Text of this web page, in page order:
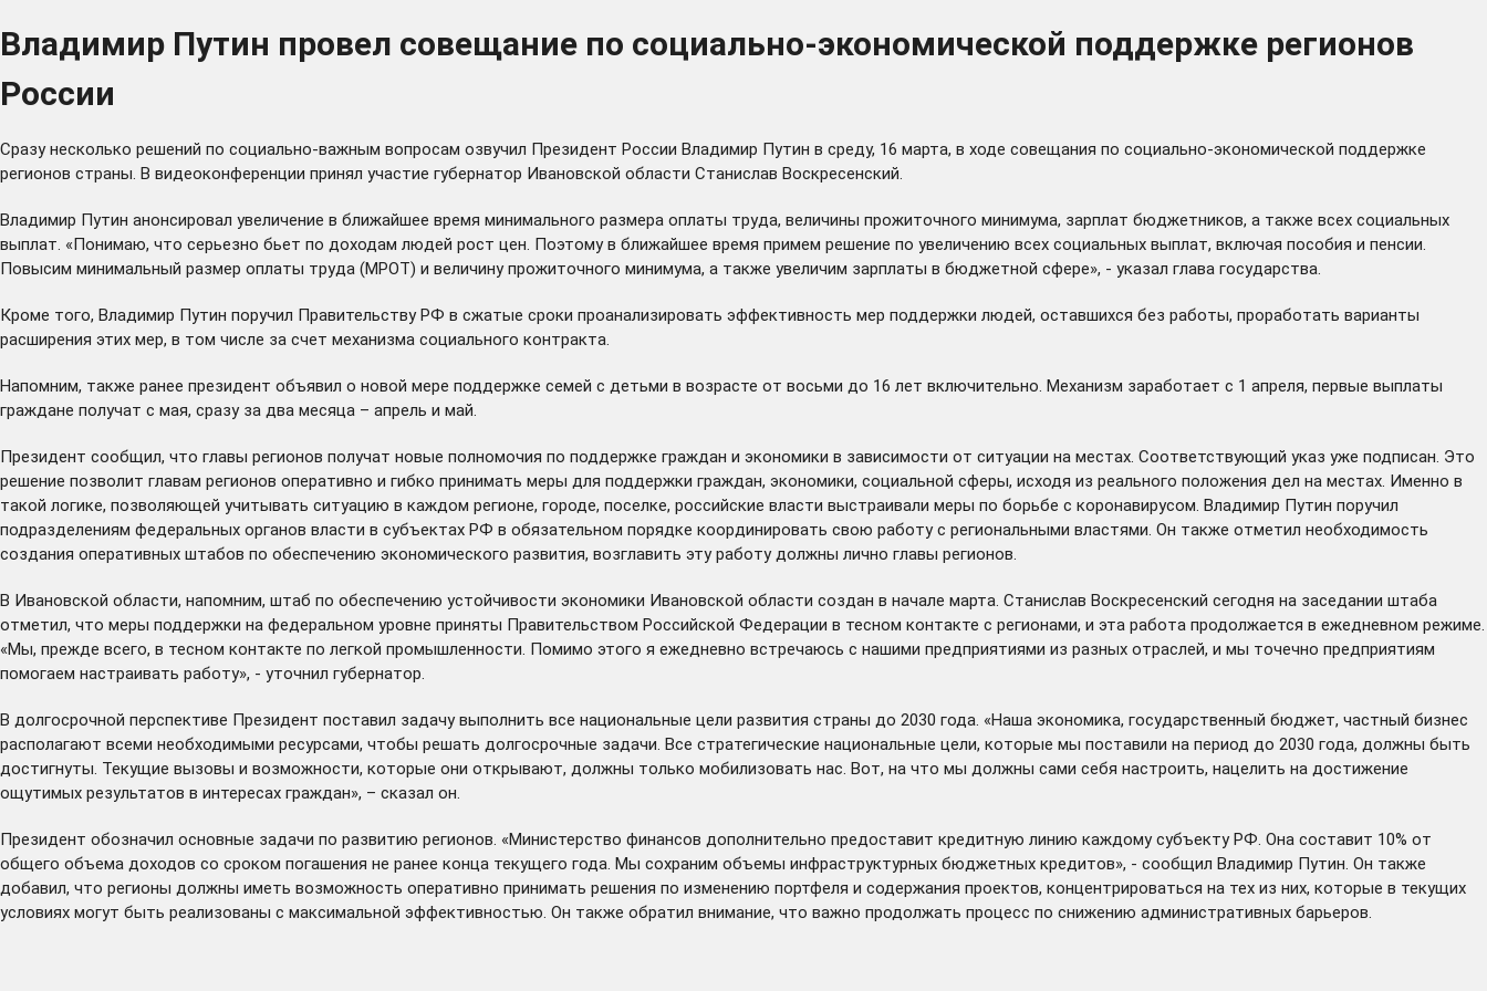
Владимир Путин провел совещание по социально-экономической поддержке регионов
России
Сразу несколько решений по социально-важным вопросам озвучил Президент России Владимир Путин в среду, 16 марта, в ходе совещания по социально-экономической поддержке
регионов страны. В видеоконференции принял участие губернатор Ивановской области Станислав Воскресенский.
Владимир Путин анонсировал увеличение в ближайшее время минимального размера оплаты труда, величины прожиточного минимума, зарплат бюджетников, а также всех социальных
выплат. «Понимаю, что серьезно бьет по доходам людей рост цен. Поэтому в ближайшее время примем решение по увеличению всех социальных выплат, включая пособия и пенсии.
Повысим минимальный размер оплаты труда (МРОТ) и величину прожиточного минимума, а также увеличим зарплаты в бюджетной сфере», - указал глава государства.
Кроме того, Владимир Путин поручил Правительству РФ в сжатые сроки проанализировать эффективность мер поддержки людей, оставшихся без работы, проработать варианты
расширения этих мер, в том числе за счет механизма социального контракта.
Напомним, также ранее президент объявил о новой мере поддержке семей с детьми в возрасте от восьми до 16 лет включительно. Механизм заработает с 1 апреля, первые выплаты
граждане получат с мая, сразу за два месяца – апрель и май.
Президент сообщил, что главы регионов получат новые полномочия по поддержке граждан и экономики в зависимости от ситуации на местах. Соответствующий указ уже подписан. Это
решение позволит главам регионов оперативно и гибко принимать меры для поддержки граждан, экономики, социальной сферы, исходя из реального положения дел на местах. Именно в
такой логике, позволяющей учитывать ситуацию в каждом регионе, городе, поселке, российские власти выстраивали меры по борьбе с коронавирусом. Владимир Путин поручил
подразделениям федеральных органов власти в субъектах РФ в обязательном порядке координировать свою работу с региональными властями. Он также отметил необходимость
создания оперативных штабов по обеспечению экономического развития, возглавить эту работу должны лично главы регионов.
В Ивановской области, напомним, штаб по обеспечению устойчивости экономики Ивановской области создан в начале марта. Станислав Воскресенский сегодня на заседании штаба
отметил, что меры поддержки на федеральном уровне приняты Правительством Российской Федерации в тесном контакте с регионами, и эта работа продолжается в ежедневном режиме.
«Мы, прежде всего, в тесном контакте по легкой промышленности. Помимо этого я ежедневно встречаюсь с нашими предприятиями из разных отраслей, и мы точечно предприятиям
помогаем настраивать работу», - уточнил губернатор.
В долгосрочной перспективе Президент поставил задачу выполнить все национальные цели развития страны до 2030 года. «Наша экономика, государственный бюджет, частный бизнес
располагают всеми необходимыми ресурсами, чтобы решать долгосрочные задачи. Все стратегические национальные цели, которые мы поставили на период до 2030 года, должны быть
достигнуты. Текущие вызовы и возможности, которые они открывают, должны только мобилизовать нас. Вот, на что мы должны сами себя настроить, нацелить на достижение
ощутимых результатов в интересах граждан», – сказал он.
Президент обозначил основные задачи по развитию регионов. «Министерство финансов дополнительно предоставит кредитную линию каждому субъекту РФ. Она составит 10% от
общего объема доходов со сроком погашения не ранее конца текущего года. Мы сохраним объемы инфраструктурных бюджетных кредитов», - сообщил Владимир Путин. Он также
добавил, что регионы должны иметь возможность оперативно принимать решения по изменению портфеля и содержания проектов, концентрироваться на тех из них, которые в текущих
условиях могут быть реализованы с максимальной эффективностью. Он также обратил внимание, что важно продолжать процесс по снижению административных барьеров.